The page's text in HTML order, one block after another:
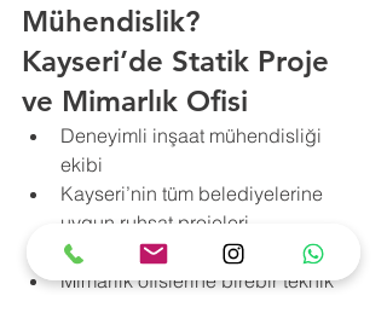
Mühendislik?
Kayseri’de Statik Proje
ve Mimarlık Ofisi
Deneyimli inşaat mühendisliği
ekibi
Kayseri’nin tüm belediyelerine
uygun ruhsat projeleri
Ekonomik fiyat – hızlı teslimat
Mimarlık ofislerine birebir teknik